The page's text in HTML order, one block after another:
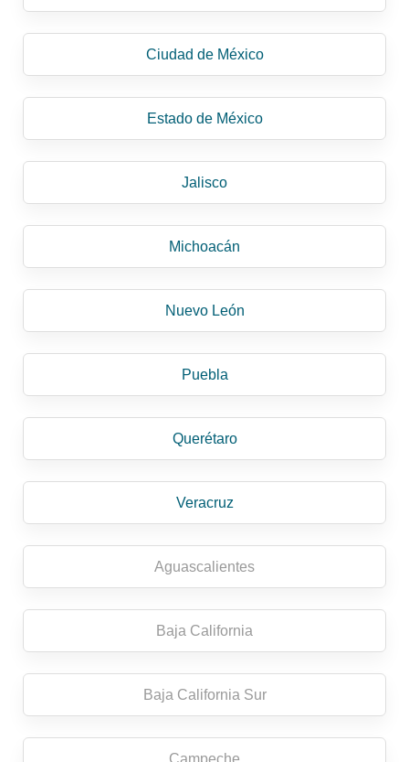
Ciudad de México
Estado de México
Jalisco
Michoacán
Nuevo León
Puebla
Querétaro
Veracruz
Aguascalientes
Baja California
Baja California Sur